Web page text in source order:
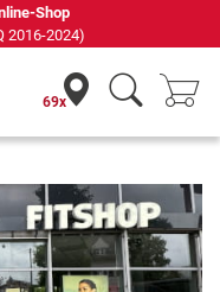
Shop
2016-2024)
69x